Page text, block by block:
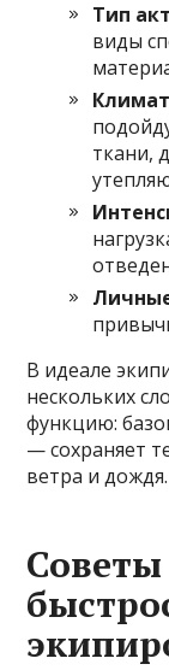
Тип
виды
ткани,
В идеале
нескольких
функцию:
— сохраняет
ветра и дождя.
Советы